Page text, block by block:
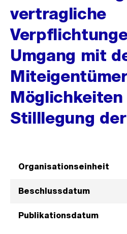
vertragliche
Umgang mit
Stilllegung
Organisationseinheit
Beschlussdatum
Publikationsdatum